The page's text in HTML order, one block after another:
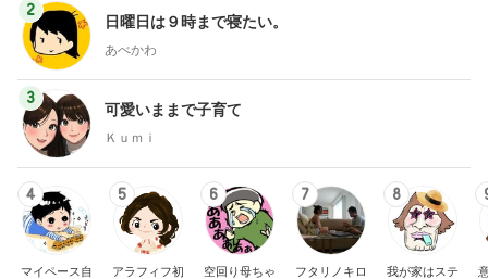
2
日曜日は９時まで寝たい。
あべかわ
3
可愛いままで子育て
Ｋｕｍｉ
4
マイペース自
5
アラフィフ初
6
空回り母ちゃ
7
フタリノキロ
8
我が家はステ